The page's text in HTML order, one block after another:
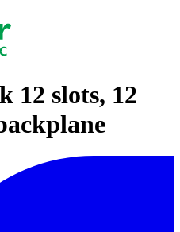
12 slots, 12